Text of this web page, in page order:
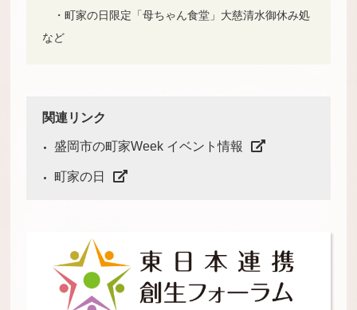
・町家の日限定「母ちゃん食堂」大慈清水御休み処
など
関連リンク
盛岡市の町家Week イベント情報
町家の日